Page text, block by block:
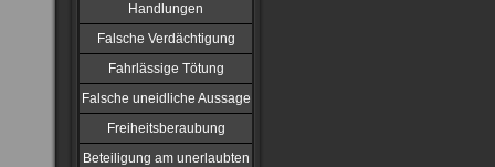
Handlungen
Falsche Verdächtigung
Fahrlässige Tötung
Falsche uneidliche Aussage
Freiheitsberaubung
Beteiligung am unerlaubten